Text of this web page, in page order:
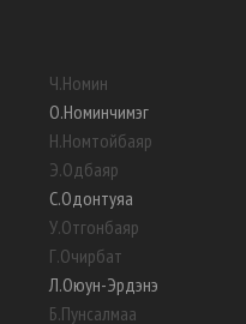
Ч.Номин
О.Номинчимэг
Н.Номтойбаяр
Э.Одбаяр
С.Одонтуяа
У.Отгонбаяр
Г.Очирбат
Л.Оюун-Эрдэнэ
Б.Пунсалмаа